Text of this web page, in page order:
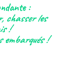
:
chasser les
!
embarqués !